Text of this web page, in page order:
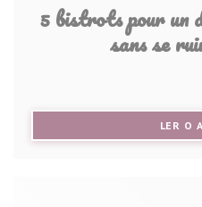
5 bistrots pour un
sans se
LER O